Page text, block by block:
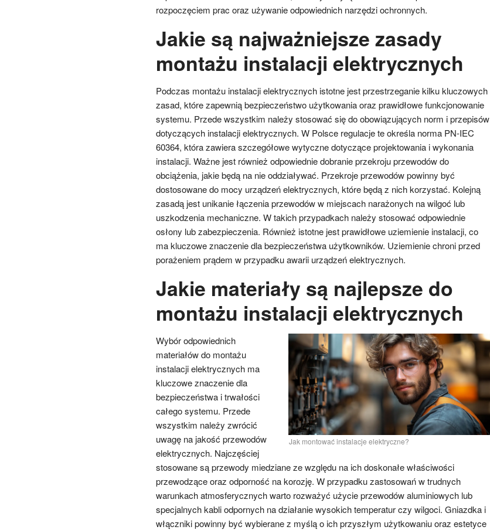
rozpoczęciem prac oraz używanie odpowiednich narzędzi ochronnych.
Jakie są najważniejsze zasady
montażu instalacji elektrycznych
Podczas montażu instalacji elektrycznych istotne jest przestrzeganie kilku kluczowych
zasad, które zapewnią bezpieczeństwo użytkowania oraz prawidłowe funkcjonowanie
systemu. Przede wszystkim należy stosować się do obowiązujących norm i przepisów
dotyczących instalacji elektrycznych. W Polsce regulacje te określa norma PN-IEC
60364, która zawiera szczegółowe wytyczne dotyczące projektowania i wykonania
instalacji. Ważne jest również odpowiednie dobranie przekroju przewodów do
obciążenia, jakie będą na nie oddziaływać. Przekroje przewodów powinny być
dostosowane do mocy urządzeń elektrycznych, które będą z nich korzystać. Kolejną
zasadą jest unikanie łączenia przewodów w miejscach narażonych na wilgoć lub
uszkodzenia mechaniczne. W takich przypadkach należy stosować odpowiednie
osłony lub zabezpieczenia. Również istotne jest prawidłowe uziemienie instalacji, co
ma kluczowe znaczenie dla bezpieczeństwa użytkowników. Uziemienie chroni przed
porażeniem prądem w przypadku awarii urządzeń elektrycznych.
Jakie materiały są najlepsze do
montażu instalacji elektrycznych
Jak montować instalacje elektryczne?
Wybór odpowiednich
materiałów do montażu
instalacji elektrycznych ma
kluczowe znaczenie dla
bezpieczeństwa i trwałości
całego systemu. Przede
wszystkim należy zwrócić
uwagę na jakość przewodów
elektrycznych. Najczęściej
stosowane są przewody miedziane ze względu na ich doskonałe właściwości
przewodzące oraz odporność na korozję. W przypadku zastosowań w trudnych
warunkach atmosferycznych warto rozważyć użycie przewodów aluminiowych lub
specjalnych kabli odpornych na działanie wysokich temperatur czy wilgoci. Gniazdka i
włączniki powinny być wybierane z myślą o ich przyszłym użytkowaniu oraz estetyce